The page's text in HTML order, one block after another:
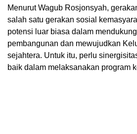
Menurut Wagub Rosjonsyah,
salah satu gerakan sosial
potensi luar biasa dalam
pembangunan dan mewujudkan
sejahtera. Untuk itu, perlu
baik dalam melaksanakan program